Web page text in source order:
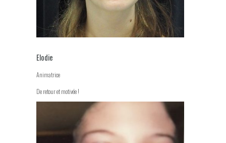
Elodie
Animatrice
De retour et motivée !